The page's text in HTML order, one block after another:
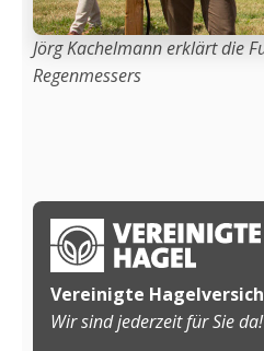
Jörg Kachelmann erklärt die
Regenmessers
Vereinigte
Wir sind jederzeit für Sie da!